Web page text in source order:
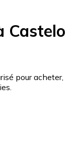
Castelo
pour acheter,